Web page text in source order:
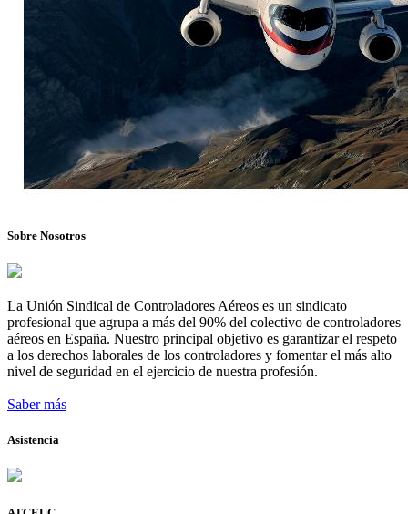
Sobre Nosotros
La Unión Sindical de Controladores Aéreos es un sindicato
profesional que agrupa a más del 90% del colectivo de controladores
aéreos en España. Nuestro principal objetivo es garantizar el respeto
a los derechos laborales de los controladores y fomentar el más alto
nivel de seguridad en el ejercicio de nuestra profesión.
Saber más
Asistencia